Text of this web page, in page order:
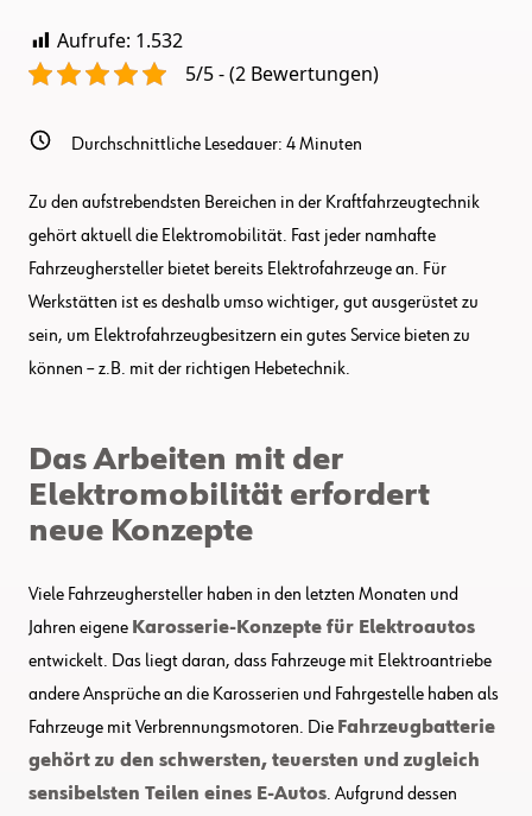
Hebetechnik
Aufrufe: 1.532
5/5 - (2 Bewertungen)
Durchschnittliche Lesedauer: 4Minuten
Zu den aufstrebendsten Bereichen in der Kraftfahrzeugtechnik
gehört aktuell die Elektromobilität. Fast jeder namhafte
Fahrzeughersteller bietet bereits Elektrofahrzeuge an. Für
Werkstätten ist es deshalb umso wichtiger, gut ausgerüstet zu
sein, um Elektrofahrzeugbesitzern ein gutes Service bieten zu
können – z.B. mit der richtigen Hebetechnik.
Das Arbeiten mit der
Elektromobilität erfordert
neue Konzepte
Viele Fahrzeughersteller haben in den letzten Monaten und
Jahren eigene Karosserie-Konzepte für Elektroautos
entwickelt. Das liegt daran, dass Fahrzeuge mit Elektroantriebe
andere Ansprüche an die Karosserien und Fahrgestelle haben als
Fahrzeuge mit Verbrennungsmotoren. Die Fahrzeugbatterie
gehört zu den schwersten, teuersten und zugleich
sensibelsten Teilen eines E-Autos. Aufgrund dessen